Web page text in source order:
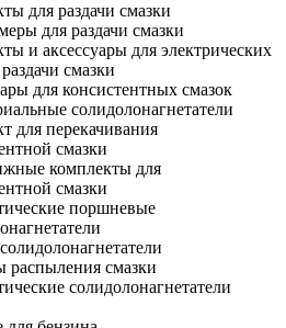
для раздачи смазки
для раздачи смазки
и аксессуары для электрических
смазки
для консистентных смазок
солидолонагнетатели
для перекачивания
смазки
комплекты для
смазки
поршневые
распыления смазки
солидолонагнетатели